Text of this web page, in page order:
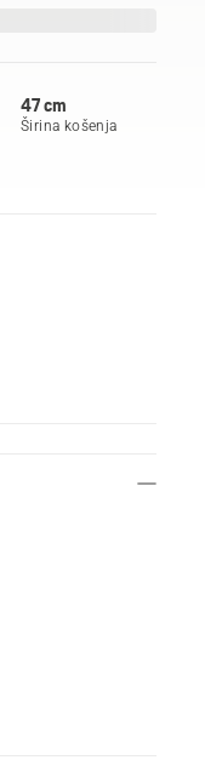
47 cm
Širina košenja